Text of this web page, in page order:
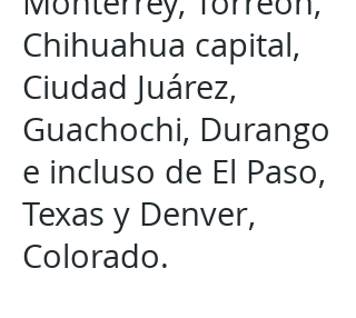
Chihuahua capital,
Ciudad Juárez,
Guachochi, Durango
e incluso de El Paso,
Texas y Denver,
Colorado.